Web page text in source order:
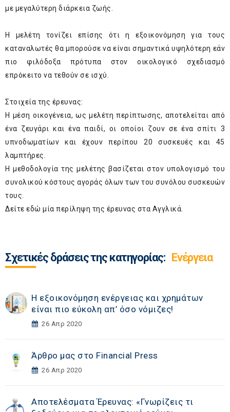
με μεγαλύτερη διάρκεια ζωής.
Η μελέτη τονίζει επίσης ότι η εξοικονόμηση για τους
καταναλωτές θα μπορούσε να είναι σημαντικά υψηλότερη εάν
πιο φιλόδοξα πρότυπα στον οικολογικό σχεδιασμό
επρόκειτο να τεθούν σε ισχύ.
Στοιχεία της έρευνας:
Η μέση οικογένεια, ως μελέτη περίπτωσης, αποτελείται από
ένα ζευγάρι και ένα παιδί, οι οποίοι ζουν σε ένα σπίτι 3
υπνοδωματίων και έχουν περίπου 20 συσκευές και 45
λαμπτήρες.
Η μεθοδολογία της μελέτης βασίζεται στον υπολογισμό του
συνολικού κόστους αγοράς όλων των του συνόλου συσκευών
τους.
Δείτε εδώ μία περίληψη της έρευνας στα Αγγλικά.
Σχετικές δράσεις της κατηγορίας: Ενέργεια
Η εξοικονόμηση ενέργειας και χρημάτων
είναι πιο εύκολη απ’ όσο νόμιζες!
26 Απρ 2020
Άρθρο μας στο Financial Press
26 Απρ 2020
Αποτελέσματα Έρευνας: «Γνωρίζεις τι